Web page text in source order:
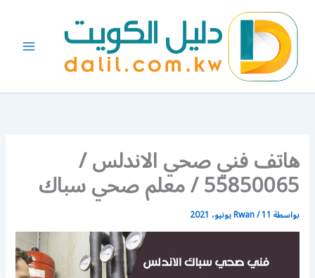
المحتوى
هاتف فني صحي الاندلس /
55850065 / معلم صحي سباك
بواسطة Rwan/11 يونيو، 2021